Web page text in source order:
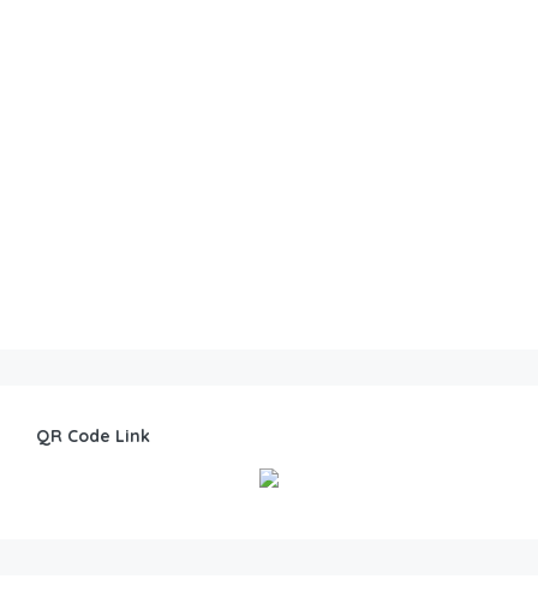
QR Code Link